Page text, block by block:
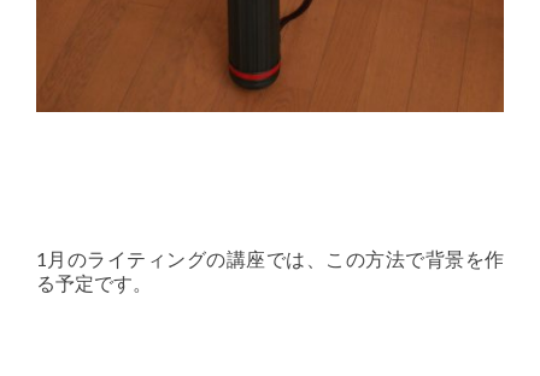
1月のライティングの講座では、この方法で背景を作
る予定です。